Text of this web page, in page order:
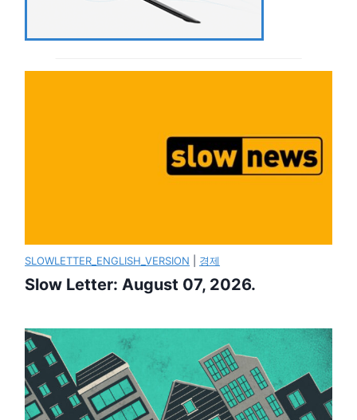
SLOWLETTER_ENGLISH_VERSION 경제
Slow Letter: August 07, 2026.